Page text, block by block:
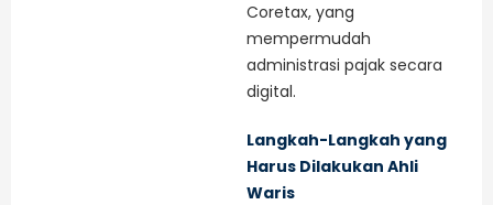
Coretax, yang
mempermudah
administrasi pajak secara
digital.
Langkah-Langkah yang
Harus Dilakukan Ahli
Waris